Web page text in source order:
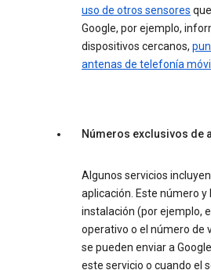
uso de otros sensores
Google, por ejemplo,
dispositivos cercanos,
antenas de telefonía móvil
Números exclusivos de
Algunos servicios
aplicación. Este número
instalación (por ejemplo,
operativo o el número de
se pueden enviar a
este servicio o cuando el